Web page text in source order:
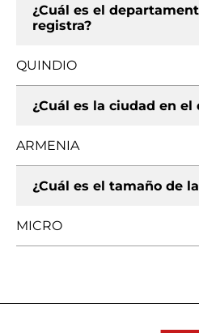
¿Cuál es el
registra?
QUINDIO
¿Cuál es la ciudad en el
ARMENIA
¿Cuál es el tamaño de
MICRO